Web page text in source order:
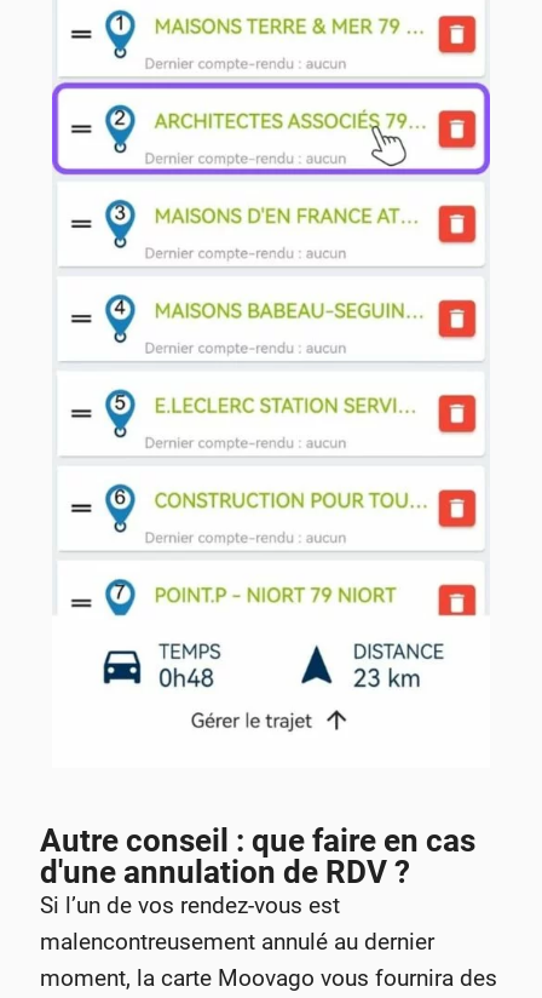
Autre conseil : que faire en cas
d'une annulation de RDV ?
Si l’un de vos rendez-vous est
malencontreusement annulé au dernier
moment, la carte Moovago vous fournira des